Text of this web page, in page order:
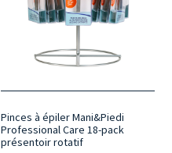
Pinces à épiler Mani&Piedi
Professional Care 18-pack
présentoir rotatif